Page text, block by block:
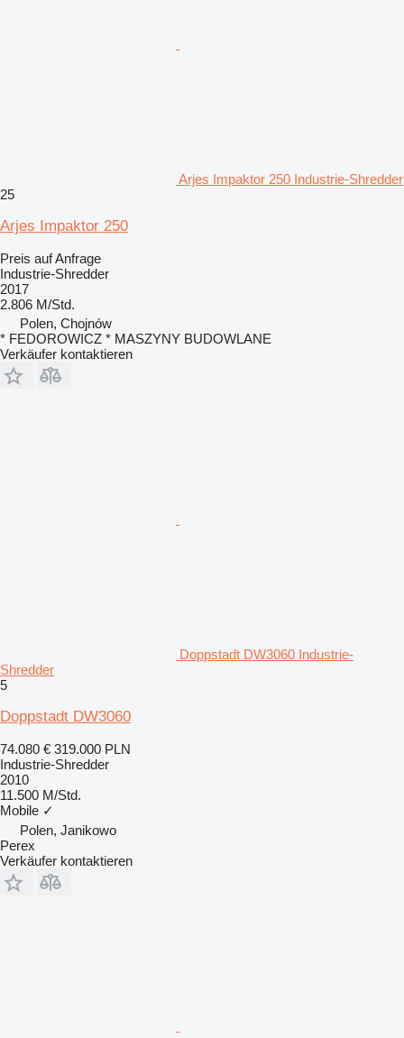
Arjes Impaktor 250 Industrie-Shredder
25
Arjes Impaktor 250
Preis auf Anfrage
Industrie-Shredder
2017
2.806 M/Std.
Polen, Chojnów
* FEDOROWICZ * MASZYNY BUDOWLANE
Verkäufer kontaktieren
Doppstadt DW3060 Industrie-
Shredder
5
Doppstadt DW3060
74.080 € 319.000 PLN
Industrie-Shredder
2010
11.500 M/Std.
Mobile ✓
Polen, Janikowo
Perex
Verkäufer kontaktieren